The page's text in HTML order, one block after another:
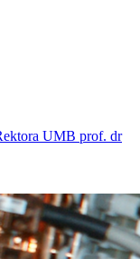
UMB prof. dr